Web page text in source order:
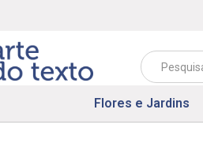
Flores e Jardins